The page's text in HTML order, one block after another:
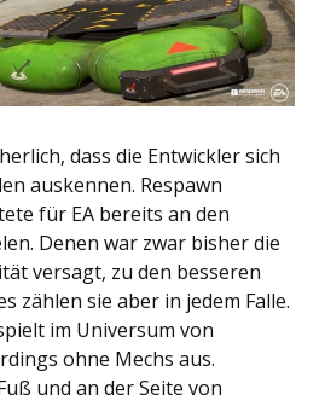
dass die Entwickler sich
auskennen. Respawn
für EA bereits an den
Denen war zwar bisher die
versagt, zu den besseren
zählen sie aber in jedem Falle.
im Universum von
ohne Mechs aus.
und an der Seite von